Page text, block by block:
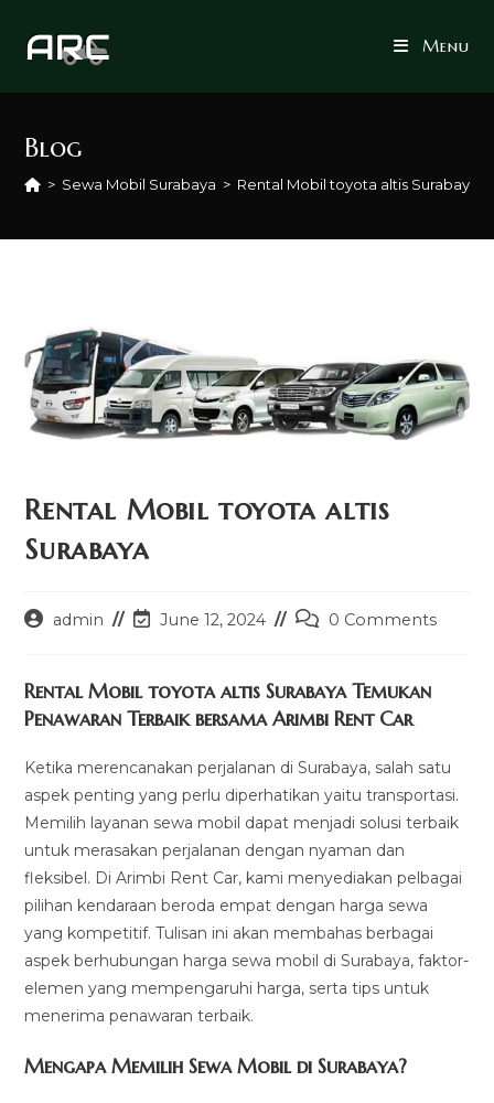
Menu
Blog
> Sewa Mobil Surabaya > Rental Mobil toyota altis Surabaya
Rental Mobil toyota altis
Surabaya
Postadmin
PostJune 12, 2024
Post0 Comments
Rental Mobil toyota altis Surabaya Temukan
Penawaran Terbaik bersama Arimbi Rent Car
Ketika merencanakan perjalanan di Surabaya, salah satu
aspek penting yang perlu diperhatikan yaitu transportasi.
Memilih layanan sewa mobil dapat menjadi solusi terbaik
untuk merasakan perjalanan dengan nyaman dan
fleksibel. Di Arimbi Rent Car, kami menyediakan pelbagai
pilihan kendaraan beroda empat dengan harga sewa
yang kompetitif. Tulisan ini akan membahas berbagai
aspek berhubungan harga sewa mobil di Surabaya, faktor-
elemen yang mempengaruhi harga, serta tips untuk
menerima penawaran terbaik.
Mengapa Memilih Sewa Mobil di Surabaya?